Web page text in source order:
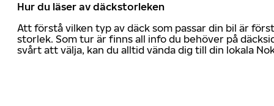
Hur du läser av däckstorleken
Att förstå vilken typ av däck som passar din bil är
storlek. Som tur är finns all info du behöver på
svårt att välja, kan du alltid vända dig till din lokala